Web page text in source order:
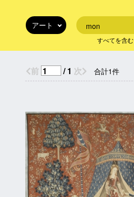
すべてを含む
前 / 1 次 合計1件